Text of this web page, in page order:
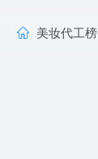
美妆代工榜